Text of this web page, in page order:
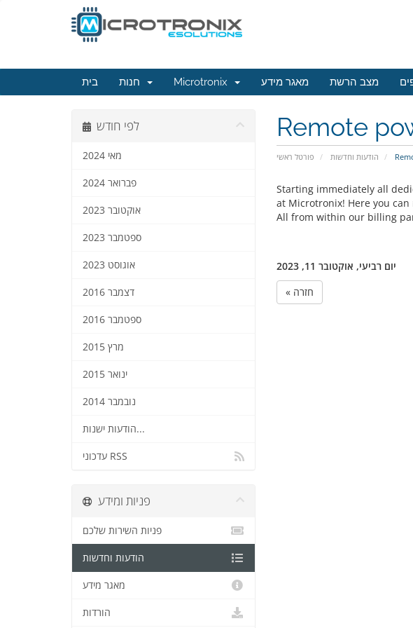
בית Microtronix מאגר מידע מצב הרשת
Remote
פורטל ראשי הודעות וחדשות
לפי חודש
מאי 2024
פברואר 2024
אוקטובר 2023
ספטמבר 2023
אוגוסט 2023
דצמבר 2016
ספטמבר 2016
מרץ 2015
ינואר 2015
נובמבר 2014
הודעות ישנות...
עדכוני RSS
Starting immediately all
at Microtronix! Here you
All from within our billing
יום רביעי, אוקטובר 11, 2023
« חזרה
פניות ומידע
פניות השירות שלכם
הודעות וחדשות
מאגר מידע
הורדות